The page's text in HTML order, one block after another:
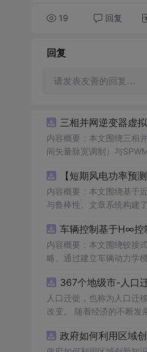
19 回复
回复
请发表友善的回复…
三相并网逆变器虚
内容概要：本文围绕三相
间矢量脉宽调制）与
制策略的设计、调制算法
术，构建了完整的高性能并网逆变器控制系统仿真体系。; 适
科研人员和工程技术人员，特
工作；③为企业研发高性能、高可靠
k模型文件进行实际操作
并可进一步拓展学习文中
【短期风电功率预
内容概要：本文围绕基于
与鲁棒性。文章系统构建
能，结果表明其相较于传
方向与技术应用案例，突出该方法在新
计学习）与Matlab编程能
性；②为研究LASSO回归
③作为可再生能源消纳、电力市
核心，建议读者在掌握
验验证的深度融合。
车辆控制基于H∞控
内容概要：本文围绕铰接
略。通过建立车辆动力学
行驶环境下的优越性与鲁棒性。; 适合人群：具备自动控制理论基础、车辆工程或自动化相关背景，熟悉
智能车辆控制、路径跟踪算法研究的研究生、
型拖挂车）的自动驾驶路
程中结合控制理论基础知
367个地级市-人口
人口迁徙，也称为人口迁
改变。 随着经济的不断发
政府如何利用区域